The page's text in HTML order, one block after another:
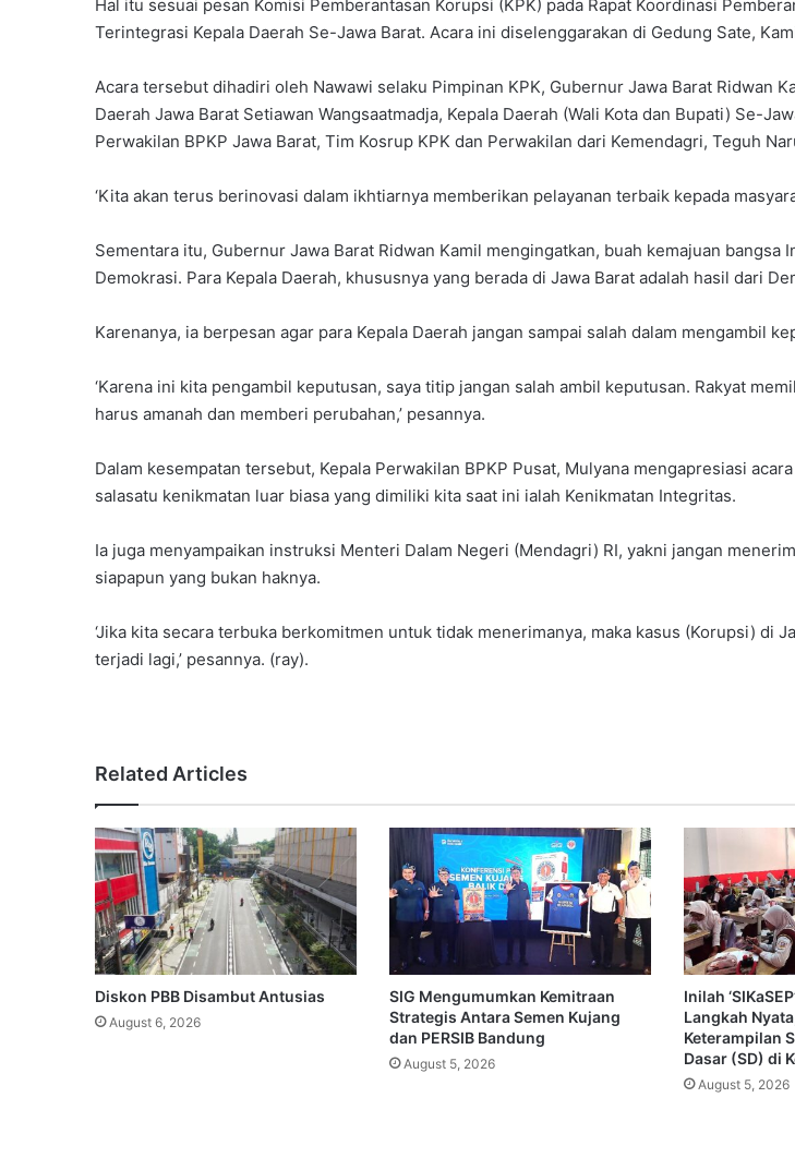
Hal itu sesuai pesan Komisi Pemberantasan Korupsi (KPK) pada Rapat Koordinasi
Terintegrasi Kepala Daerah Se-Jawa Barat. Acara ini diselenggarakan di Gedung Sate,
Acara tersebut dihadiri oleh Nawawi selaku Pimpinan KPK, Gubernur Jawa Barat Ridwan
Daerah Jawa Barat Setiawan Wangsaatmadja, Kepala Daerah (Wali Kota dan Bupati) Se-
Perwakilan BPKP Jawa Barat, Tim Kosrup KPK dan Perwakilan dari Kemendagri, Teguh
‘Kita akan terus berinovasi dalam ikhtiarnya memberikan pelayanan terbaik kepada
Sementara itu, Gubernur Jawa Barat Ridwan Kamil mengingatkan, buah kemajuan bangsa
Demokrasi. Para Kepala Daerah, khususnya yang berada di Jawa Barat adalah hasil dari
Karenanya, ia berpesan agar para Kepala Daerah jangan sampai salah dalam mengambil
‘Karena ini kita pengambil keputusan, saya titip jangan salah ambil keputusan. Rakyat
harus amanah dan memberi perubahan,’ pesannya.
Dalam kesempatan tersebut, Kepala Perwakilan BPKP Pusat, Mulyana mengapresiasi
salasatu kenikmatan luar biasa yang dimiliki kita saat ini ialah Kenikmatan Integritas.
Ia juga menyampaikan instruksi Menteri Dalam Negeri (Mendagri) RI, yakni jangan
siapapun yang bukan haknya.
‘Jika kita secara terbuka berkomitmen untuk tidak menerimanya, maka kasus (Korupsi) di
terjadi lagi,’ pesannya. (ray).
Related Articles
Diskon PBB Disambut Antusias
August 6, 2026
SIG Mengumumkan Kemitraan
Strategis Antara Semen Kujang
dan PERSIB Bandung
August 5, 2026
Inilah
Langkah
Keterampilan
Dasar (SD) di
August 5, 2026